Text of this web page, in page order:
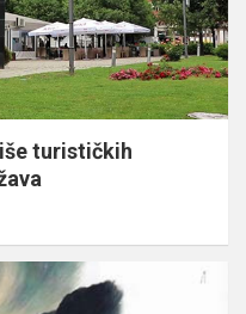
turističkih